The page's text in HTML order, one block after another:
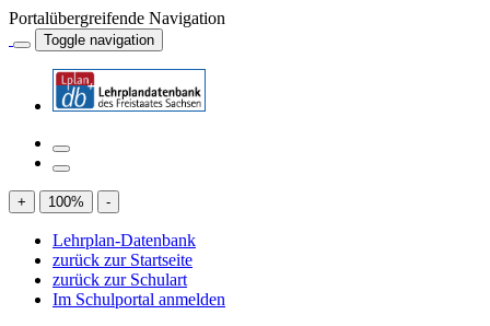
Portalübergreifende Navigation
Toggle navigation
+ 100% -
Lehrplan-Datenbank
zurück zur Startseite
zurück zur Schulart
Im Schulportal anmelden